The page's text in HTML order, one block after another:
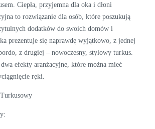
Ciepła, przyjemna dla oka i dłoni
to rozwiązanie dla osób, które poszukują
dodatków do swoich domów i
prezentuje się naprawdę wyjątkowo, z jednej
z drugiej – nowoczesny, stylowy turkus.
dwa efekty aranżacyjne, które można mieć
ręki.